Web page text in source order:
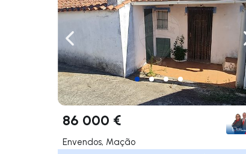
Naviga a sinistra
86 000 €
Envendos, Mação